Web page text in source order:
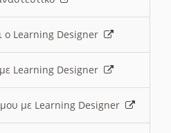
ο Learning Designer
Learning Designer
με Learning Designer